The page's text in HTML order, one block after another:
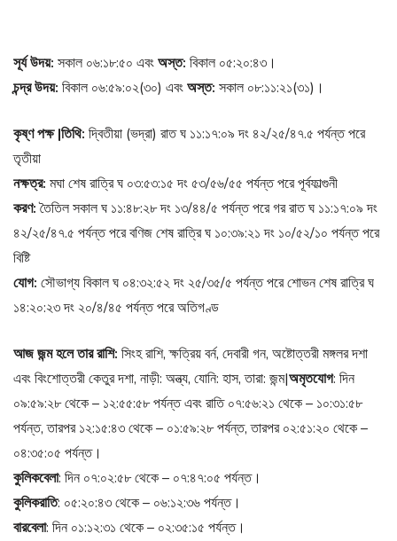
সূর্য উদয়: সকাল ০৬:১৮:৫০ এবংঅস্ত: বিকাল ০৫:২০:৪৩।
চন্দ্র উদয়: বিকাল ০৬:৫৯:০২(৩০) এবংঅস্ত: সকাল ০৮:১১:২১(৩১)।
কৃষ্ণ পক্ষ |তিথি: দ্বিতীয়া (ভদ্রা) রাত ঘ ১১:১৭:০৯ দং ৪২/২৫/৪৭.৫ পর্যন্ত পরে
তৃতীয়া
নক্ষত্র: মঘা শেষ রাত্রি ঘ ০৩:৫৩:১৫ দং ৫৩/৫৬/৫৫ পর্যন্ত পরে পূর্বফাল্গুনী
করণ:তৈতিল সকাল ঘ ১১:৪৮:২৮ দং ১৩/৪৪/৫ পর্যন্ত পরে গর রাত ঘ ১১:১৭:০৯ দং
৪২/২৫/৪৭.৫ পর্যন্ত পরে বণিজ শেষ রাত্রি ঘ ১০:৩৯:২১ দং ১০/৫২/১০ পর্যন্ত পরে
বিষ্টি
যোগ: সৌভাগ্য বিকাল ঘ ০৪:৩২:৫২ দং ২৫/৩৫/৫ পর্যন্ত পরে শোভন শেষ রাত্রি ঘ
১৪:২০:২৩ দং ২০/৪/৪৫ পর্যন্ত পরে অতিগণ্ড
আজ জন্ম হলে তার রাশি: সিংহ রাশি, ক্ষত্রিয় বর্ন, দেবারী গন, অষ্টোত্তরী মঙ্গলর দশা
এবং বিংশোত্তরী কেতুর দশা, নাড়ী: অন্ত্য, যোনি: হাস, তারা: জন্ম|অমৃতযোগ: দিন
০৯:৫৯:২৮ থেকে – ১২:৫৫:৫৮ পর্যন্ত এবং রাতি ০৭:৫৬:২১ থেকে – ১০:৩১:৫৮
পর্যন্ত, তারপর ১২:১৫:৪৩ থেকে – ০১:৫৯:২৮ পর্যন্ত, তারপর ০২:৫১:২০ থেকে –
০৪:৩৫:০৫ পর্যন্ত।
কুলিকবেলা: দিন ০৭:০২:৫৮ থেকে – ০৭:৪৭:০৫ পর্যন্ত।
কুলিকরাতি: ০৫:২০:৪৩ থেকে – ০৬:১২:৩৬ পর্যন্ত।
বারবেলা: দিন ০১:১২:৩১ থেকে – ০২:৩৫:১৫ পর্যন্ত।